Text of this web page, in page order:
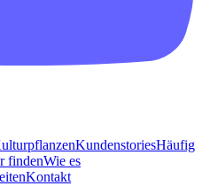
KundenstoriesHäufig
findenWie es
Kontakt